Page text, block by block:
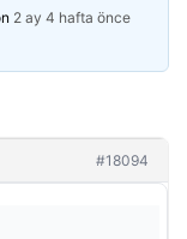
2 ay 4 hafta önce
#18094